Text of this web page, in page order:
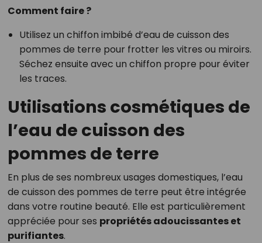
Comment faire ?
Utilisez un chiffon imbibé d’eau de cuisson des
pommes de terre pour frotter les vitres ou miroirs.
Séchez ensuite avec un chiffon propre pour éviter
les traces.
Utilisations cosmétiques de
l’eau de cuisson des
pommes de terre
En plus de ses nombreux usages domestiques, l’eau
de cuisson des pommes de terre peut être intégrée
dans votre routine beauté. Elle est particulièrement
appréciée pour ses propriétés adoucissantes et
purifiantes.